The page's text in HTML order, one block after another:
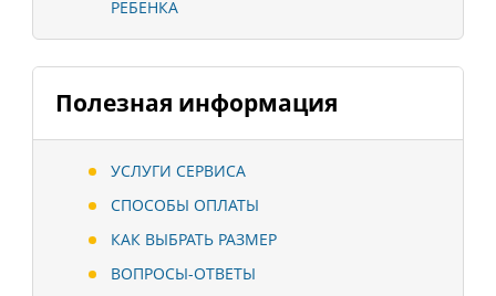
РЕБЕНКА
Полезная информация
УСЛУГИ СЕРВИСА
СПОСОБЫ ОПЛАТЫ
КАК ВЫБРАТЬ РАЗМЕР
ВОПРОСЫ-ОТВЕТЫ